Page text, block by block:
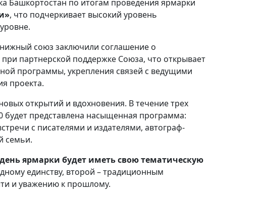
Башкортостан по итогам проведения ярмарки
, что подчеркивает высокий уровень
союз заключили соглашение о
партнерской поддержке Союза, что открывает
программы, укрепления связей с ведущими
проекта.
открытий и вдохновения. В течение трех
представлена насыщенная программа:
с писателями и издателями, автограф-
семьи.
ярмарки будет иметь свою тематическую
единству, второй – традиционным
и уважению к прошлому.